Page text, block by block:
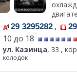
29 3295282 ,
10 до 18
ул. Казинца, 33 ,
колодок